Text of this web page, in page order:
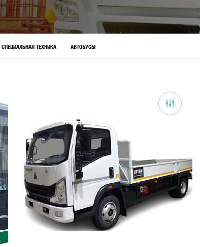
СПЕЦИАЛЬНАЯ ТЕХНИКА АВТОБУСЫ